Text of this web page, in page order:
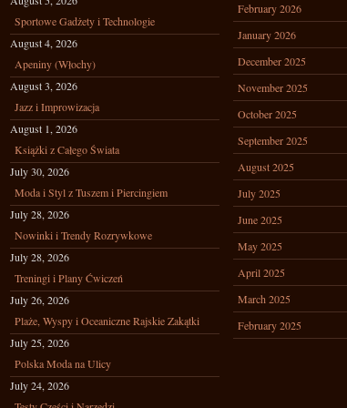
Sportowe Gadżety i Technologie
August 4, 2026
Apeniny (Włochy)
August 3, 2026
Jazz i Improwizacja
August 1, 2026
Książki z Całego Świata
July 30, 2026
Moda i Styl z Tuszem i Piercingiem
July 28, 2026
Nowinki i Trendy Rozrywkowe
July 28, 2026
Treningi i Plany Ćwiczeń
July 26, 2026
Plaże, Wyspy i Oceaniczne Rajskie Zakątki
July 25, 2026
Polska Moda na Ulicy
July 24, 2026
February 2026
January 2026
December 2025
November 2025
October 2025
September 2025
August 2025
July 2025
June 2025
May 2025
April 2025
March 2025
February 2025